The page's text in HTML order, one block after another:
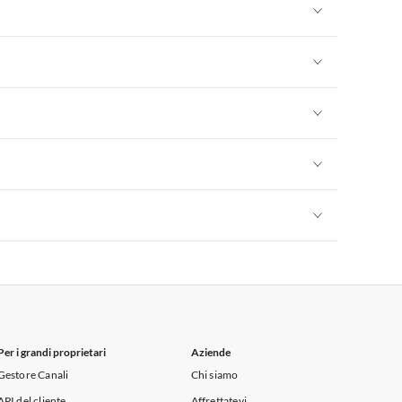
i grandi proprietari
Canali
Aziende
Chi siamo